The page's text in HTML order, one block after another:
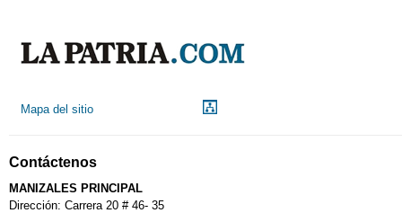
Mapa del sitio
Contáctenos
MANIZALES PRINCIPAL
Dirección: Carrera 20 # 46- 35